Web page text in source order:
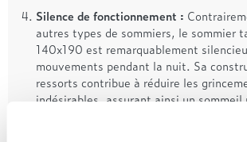
Silence de fonctionnement :
autres types de sommiers, le sommier
140x190 est remarquablement
mouvements pendant la nuit. Sa
ressorts contribue à réduire les
indésirables, assurant ainsi un sommeil